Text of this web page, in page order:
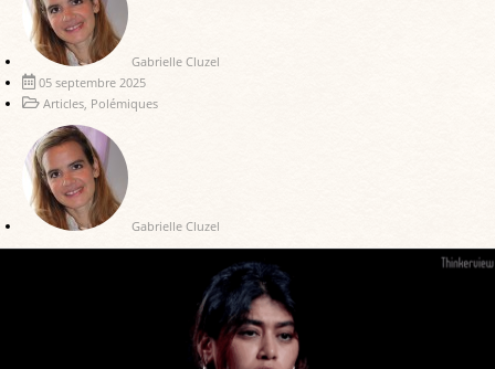
Gabrielle Cluzel
05 septembre 2025
Articles, Polémiques
Gabrielle Cluzel